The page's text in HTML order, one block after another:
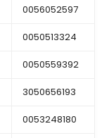
0056052597
0050513324
0050559392
3050656193
0053248180